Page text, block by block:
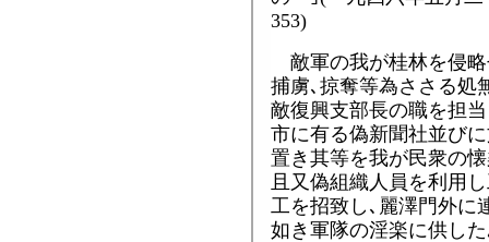
353)
敵軍の我が桂林を侵
捕虜､掠奪等為ささる処
敵復興支部長の職を担
市に有る偽新聞社並び
置き其等を我が民衆の
且又偽組織人員を利用
工を招致し､麗澤門外に
如き軍隊の淫楽に供し